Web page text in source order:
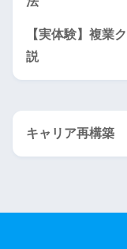
【実体験】複業
説
キャリア再構築